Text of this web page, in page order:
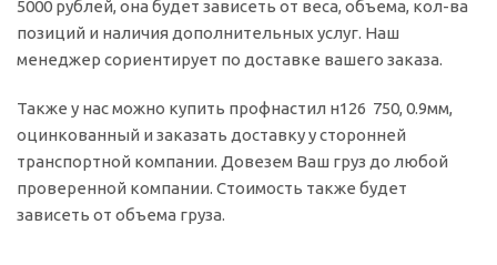
5000 рублей, она будет зависеть от веса, объема, кол-ва
позиций и наличия дополнительных услуг. Наш
менеджер сориентирует по доставке вашего заказа.
Также у нас можно купить профнастил н126 750, 0.9мм,
оцинкованный и заказать доставку у сторонней
транспортной компании. Довезем Ваш груз до любой
проверенной компании. Стоимость также будет
зависеть от объема груза.